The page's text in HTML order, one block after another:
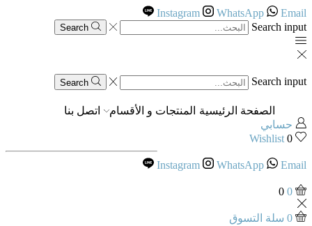
Instagram WhatsApp
Email
Search input
Search
Search input
Search
الصفحة الرئيسية المنتجات و الأقسام
اتصل بنا
حسابي
Wishlist 0
Instagram WhatsApp Email
0
0
0 سلة التسوق